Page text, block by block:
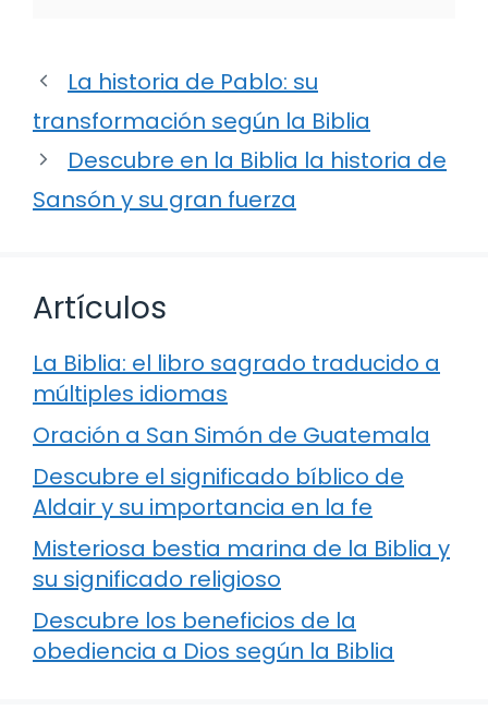
La historia de Pablo: su
transformación según la Biblia
Descubre en la Biblia la historia de
Sansón y su gran fuerza
Artículos
La Biblia: el libro sagrado traducido a
múltiples idiomas
Oración a San Simón de Guatemala
Descubre el significado bíblico de
Aldair y su importancia en la fe
Misteriosa bestia marina de la Biblia y
su significado religioso
Descubre los beneficios de la
obediencia a Dios según la Biblia